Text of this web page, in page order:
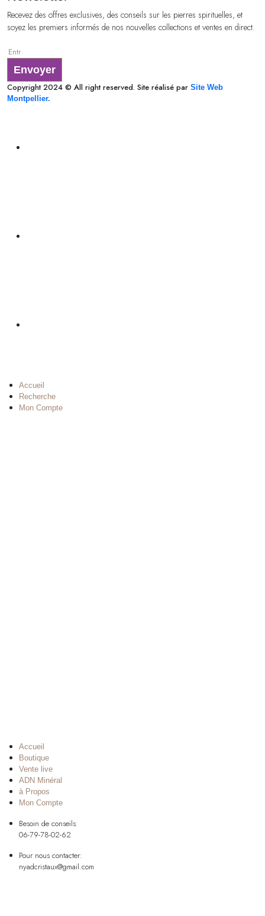
Recevez des offres exclusives, des conseils sur les pierres spirituelles, et
soyez les premiers informés de nos nouvelles collections et ventes en direct.
Envoyer
Copyright 2024 © All right reserved. Site réalisé par Site Web
Montpellier.
Accueil
Recherche
Mon Compte
Accueil
Boutique
Vente live
ADN Minéral
à Propos
Mon Compte
Besoin de conseils:
06-79-78-02-62
Pour nous contacter:
nyadcristaux@gmail.com